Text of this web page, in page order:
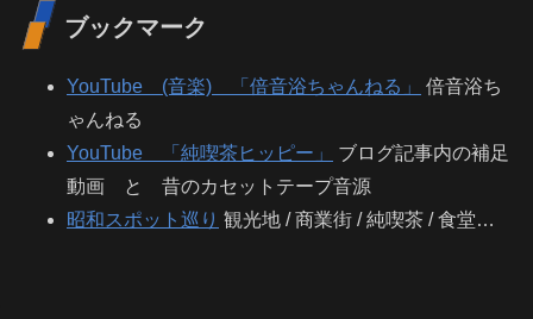
ブックマーク
YouTube (音楽) 「倍音浴ちゃんねる」
倍音浴ち
ゃんねる
YouTube 「純喫茶ヒッピー」
ブログ記事内の補足
動画 と 昔のカセットテープ音源
昭和スポット巡り 観光地 / 商業街 / 純喫茶 / 食堂…